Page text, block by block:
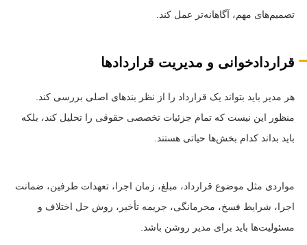
تصمیم‌های مهم، آگاهانه‌تر عمل کند.
قراردادخوانی و مدیریت قراردادها
هر مدیر باید بتواند یک قرارداد را از نظر بندهای اصلی بررسی کند.
منظور این نیست که تمام جزئیات تخصصی حقوقی را تحلیل کند، بلکه
باید بداند کدام بخش‌ها حیاتی هستند.
مواردی مثل موضوع قرارداد، مبلغ، زمان اجرا، تعهدات طرفین، ضمانت
اجرا، شرایط فسخ، محرمانگی، جریمه تأخیر، روش حل اختلاف و
مسئولیت‌ها باید برای مدیر روشن باشد.